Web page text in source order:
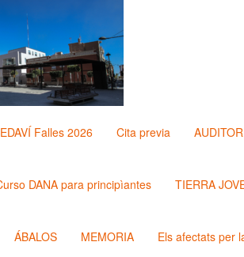
Falles 2026 Cita previa
DANA para principìantes TIERRA
ÁBALOS MEMORIA Els afectats per